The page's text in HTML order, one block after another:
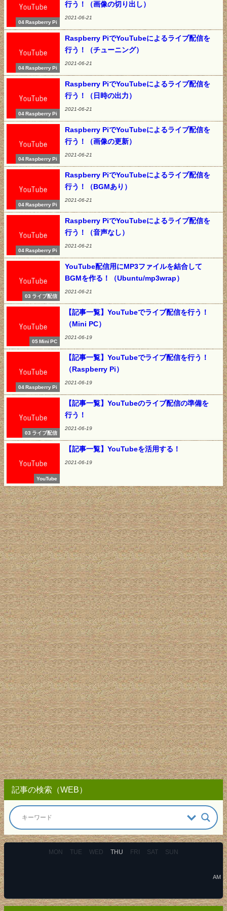
04 Raspberry Pi
行う！（画像の切り出し）
2021-06-21
04 Raspberry Pi
Raspberry PiでYouTubeによるライブ配信を
行う！（チューニング）
2021-06-21
04 Raspberry Pi
Raspberry PiでYouTubeによるライブ配信を
行う！（日時の出力）
2021-06-21
04 Raspberry Pi
Raspberry PiでYouTubeによるライブ配信を
行う！（画像の更新）
2021-06-21
04 Raspberry Pi
Raspberry PiでYouTubeによるライブ配信を
行う！（BGMあり）
2021-06-21
04 Raspberry Pi
Raspberry PiでYouTubeによるライブ配信を
行う！（音声なし）
2021-06-21
03 ライブ配信
YouTube配信用にMP3ファイルを結合して
BGMを作る！（Ubuntu/mp3wrap）
2021-06-21
05 Mini PC
【記事一覧】YouTubeでライブ配信を行う！
（Mini PC）
2021-06-19
04 Raspberry Pi
【記事一覧】YouTubeでライブ配信を行う！
（Raspberry Pi）
2021-06-19
03 ライブ配信
【記事一覧】YouTubeのライブ配信の準備を
行う！
2021-06-19
YouTube
【記事一覧】YouTubeを活用する！
2021-06-19
記事の検索（WEB）
MON TUE WED THU FRI SAT SUN
AM